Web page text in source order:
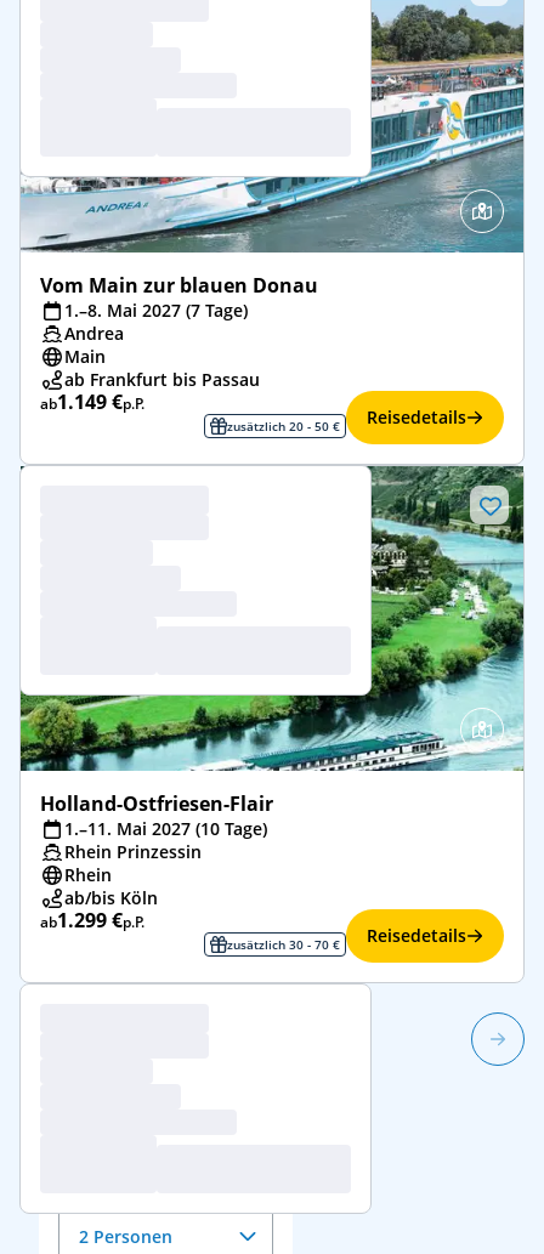
2 Personen
Vom Main zur blauen Donau
1.–8. Mai 2027 (7 Tage)
Andrea
Main
ab Frankfurt bis Passau
ab1.149 €p.P.
zusätzlich 20 - 50 € Reisedetails
Holland-Ostfriesen-Flair
1.–11. Mai 2027 (10 Tage)
Rhein Prinzessin
Rhein
ab/bis Köln
ab1.299 €p.P.
zusätzlich 30 - 70 € Reisedetails